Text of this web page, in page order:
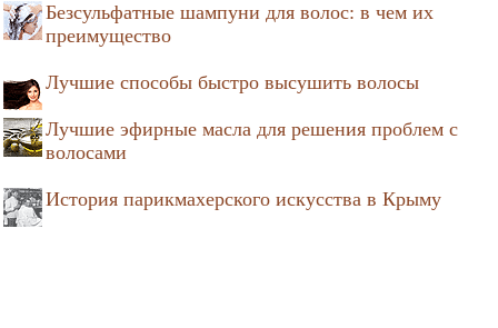
Безсульфатные шампуни для волос: в чем их
преимущество
Лучшие способы быстро высушить волосы
Лучшие эфирные масла для решения проблем с
волосами
История парикмахерского искусства в Крыму